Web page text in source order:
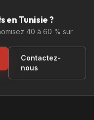
en Tunisie ?
40 à 60 % sur
Contactez-
nous